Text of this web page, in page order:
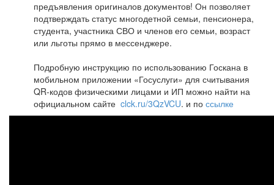
предъявления оригиналов документов! Он позволяет
подтверждать статус многодетной семьи, пенсионера,
студента, участника СВО и членов его семьи, возраст
или льготы прямо в мессенджере.
Подробную инструкцию по использованию Госкана в
мобильном приложении «Госуслуги» для считывания
QR‑кодов физическими лицами и ИП можно найти на
официальном сайте clck.ru/3QzVCU. и по ссылке